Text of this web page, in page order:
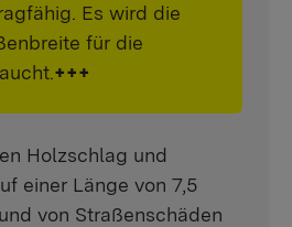
Es wird die
für die
+++
Holzschlag und
einer Länge von 7,5
von Straßenschäden